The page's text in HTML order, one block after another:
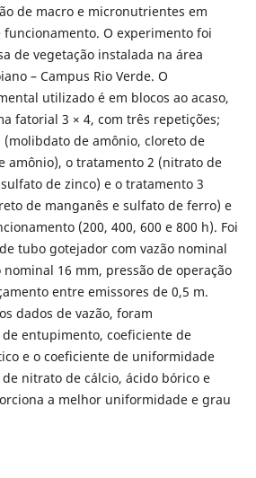
de macro e micronutrientes em
O experimento foi
de vegetação instalada na área
– Campus Rio Verde. O
utilizado é em blocos ao acaso,
fatorial 3 × 4, com três repetições;
de amônio, cloreto de
amônio), o tratamento 2 (nitrato de
de zinco) e o tratamento 3
de manganês e sulfato de ferro) e
(200, 400, 600 e 800 h). Foi
tubo gotejador com vazão nominal
16 mm, pressão de operação
entre emissores de 0,5 m.
dados de vazão, foram
entupimento, coeficiente de
e o coeficiente de uniformidade
nitrato de cálcio, ácido bórico e
a melhor uniformidade e grau